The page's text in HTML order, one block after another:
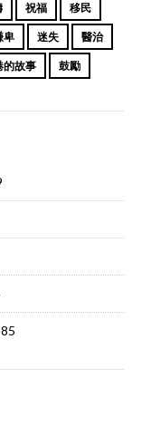
祝福 移民
卑 迷失 醫治
的故事 鼓勵